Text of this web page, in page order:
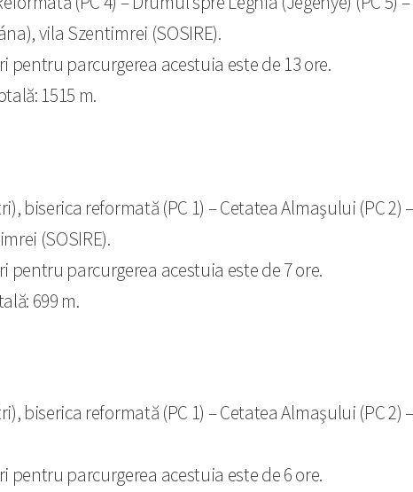
vila Szentimrei (SOSIRE).
pentru parcurgerea acestuia este de 13 ore.
1515 m.
biserica reformată (PC 1) – Cetatea Almaşului (PC 2)
(SOSIRE).
pentru parcurgerea acestuia este de 7 ore.
699 m.
biserica reformată (PC 1) – Cetatea Almaşului (PC 2)
pentru parcurgerea acestuia este de 6 ore.